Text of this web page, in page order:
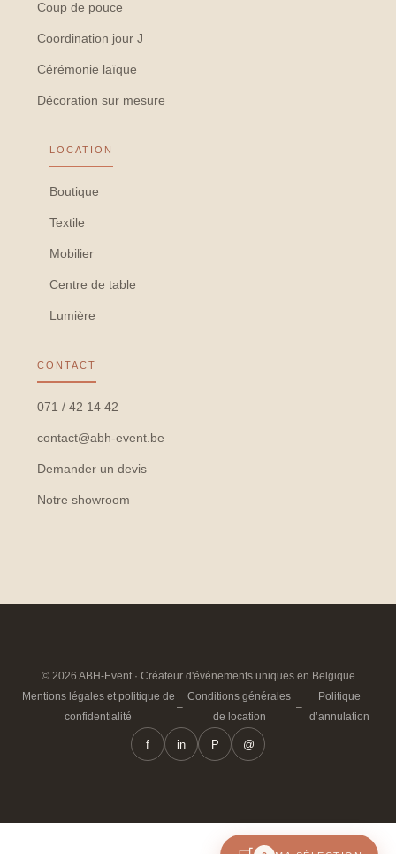
Coup de pouce
Coordination jour J
Cérémonie laïque
Décoration sur mesure
LOCATION
Boutique
Textile
Mobilier
Centre de table
Lumière
CONTACT
071 / 42 14 42
contact@abh-event.be
Demander un devis
Notre showroom
© 2026 ABH-Event · Créateur d'événements uniques en Belgique
Mentions légales et politique de
confidentialité
–
Conditions générales
de location
–
Politique
d’annulation
f in P @